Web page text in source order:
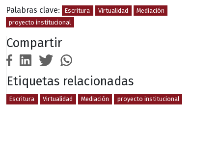
Palabras clave: Escritura Virtualidad
Mediación
proyecto institucional
Compartir
Etiquetas relacionadas
Escritura Virtualidad Mediación proyecto institucional